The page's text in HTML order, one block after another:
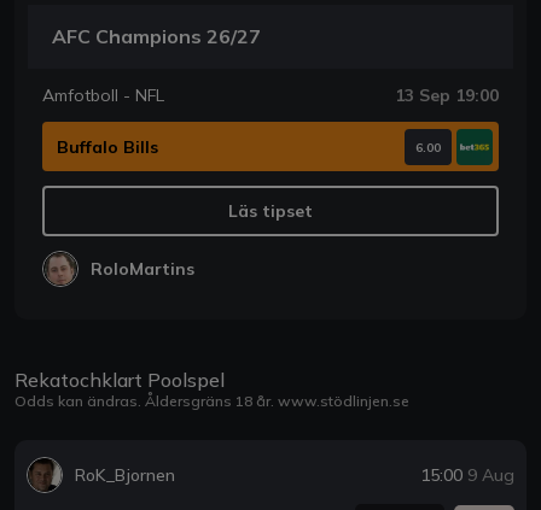
AFC Champions 26/27
Amfotboll - NFL 13 Sep 19:00
Buffalo Bills 6.00
Läs tipset
RoloMartins
Rekatochklart Poolspel
Odds kan ändras. Åldersgräns 18 år. www.stödlinjen.se
RoK_Bjornen 15:00 9 Aug